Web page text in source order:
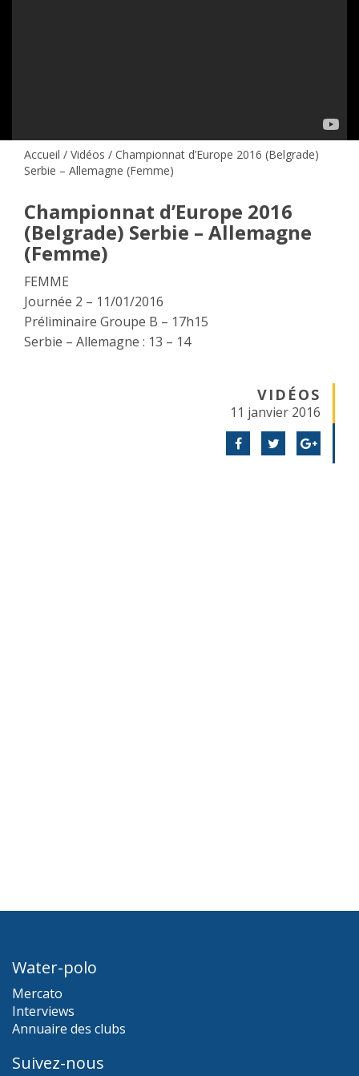
Accueil / Vidéos / Championnat d’Europe 2016 (Belgrade)
Serbie – Allemagne (Femme)
Championnat d’Europe 2016
(Belgrade) Serbie – Allemagne
(Femme)
FEMME
Journée 2 – 11/01/2016
Préliminaire Groupe B – 17h15
Serbie – Allemagne : 13 – 14
VIDÉOS
11 janvier 2016
Water-polo
Mercato
Interviews
Annuaire des clubs
Suivez-nous